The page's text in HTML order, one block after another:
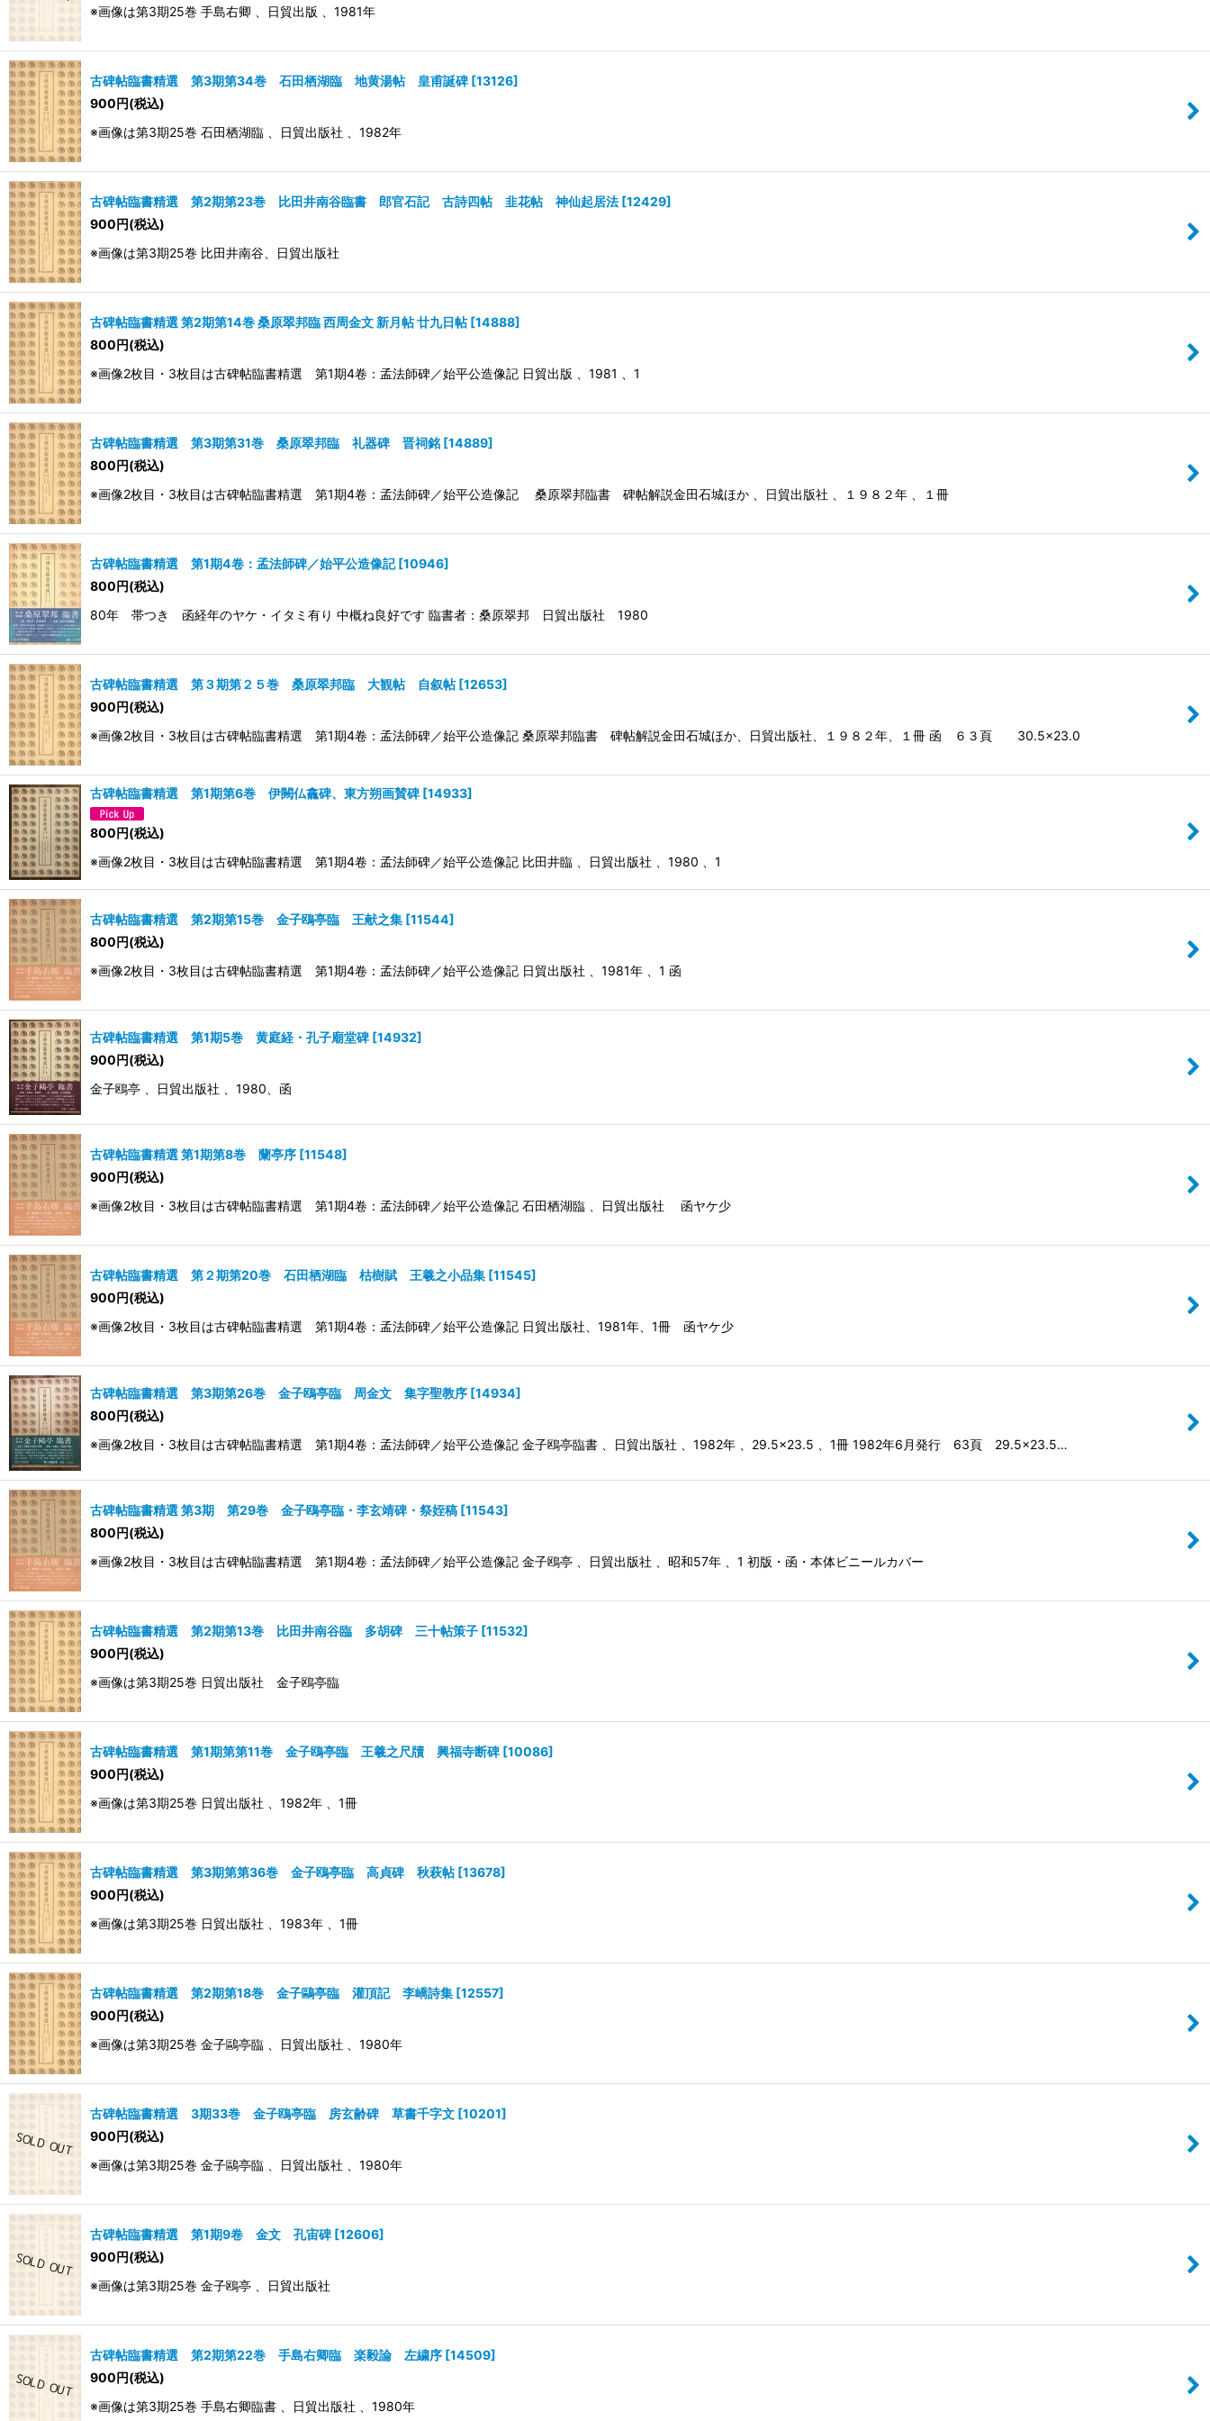
※画像は第3期25巻 手島右卿 、日貿出版 、1981年
古碑帖臨書精選 第3期第34巻 石田栖湖臨 地黄湯帖 皇甫誕碑 [13126]
900円(税込)
※画像は第3期25巻 石田栖湖臨 、日貿出版社 、1982年
古碑帖臨書精選 第2期第23巻 比田井南谷臨書 郎官石記 古詩四帖 韭花帖 神仙起居法 [12429]
900円(税込)
※画像は第3期25巻 比田井南谷、日貿出版社
古碑帖臨書精選 第2期第14巻 桑原翠邦臨 西周金文 新月帖 廿九日帖 [14888]
800円(税込)
※画像2枚目・3枚目は古碑帖臨書精選 第1期4卷：孟法師碑／始平公造像記 日貿出版 、1981 、1
古碑帖臨書精選 第3期第31巻 桑原翠邦臨 礼器碑 晋祠銘 [14889]
800円(税込)
※画像2枚目・3枚目は古碑帖臨書精選 第1期4卷：孟法師碑／始平公造像記 桑原翠邦臨書 碑帖解説金田石城ほか 、日貿出版社 、１９８２年 、１冊
古碑帖臨書精選 第1期4卷：孟法師碑／始平公造像記 [10946]
800円(税込)
80年 帯つき 函経年のヤケ・イタミ有り 中概ね良好です 臨書者：桑原翠邦 日貿出版社 1980
古碑帖臨書精選 第３期第２５巻 桑原翠邦臨 大観帖 自叙帖 [12653]
900円(税込)
※画像2枚目・3枚目は古碑帖臨書精選 第1期4卷：孟法師碑／始平公造像記 桑原翠邦臨書 碑帖解説金田石城ほか、日貿出版社、１９８２年、１冊 函 ６３頁 30.5×23.0
古碑帖臨書精選 第1期第6巻 伊闕仏龕碑、東方朔画賛碑 [14933]
800円(税込)
※画像2枚目・3枚目は古碑帖臨書精選 第1期4卷：孟法師碑／始平公造像記 比田井臨 、日貿出版社 、1980 、1
古碑帖臨書精選 第2期第15巻 金子鴎亭臨 王献之集 [11544]
800円(税込)
※画像2枚目・3枚目は古碑帖臨書精選 第1期4卷：孟法師碑／始平公造像記 日貿出版社 、1981年 、1 函
古碑帖臨書精選 第1期5巻 黄庭経・孔子廟堂碑 [14932]
900円(税込)
金子鴎亭 、日貿出版社 、1980、函
古碑帖臨書精選 第1期第8巻 蘭亭序 [11548]
900円(税込)
※画像2枚目・3枚目は古碑帖臨書精選 第1期4卷：孟法師碑／始平公造像記 石田栖湖臨 、日貿出版社 函ヤケ少
古碑帖臨書精選 第２期第20巻 石田栖湖臨 枯樹賦 王羲之小品集 [11545]
900円(税込)
※画像2枚目・3枚目は古碑帖臨書精選 第1期4卷：孟法師碑／始平公造像記 日貿出版社、1981年、1冊 函ヤケ少
古碑帖臨書精選 第3期第26巻 金子鴎亭臨 周金文 集字聖教序 [14934]
800円(税込)
※画像2枚目・3枚目は古碑帖臨書精選 第1期4卷：孟法師碑／始平公造像記 金子鴎亭臨書 、日貿出版社 、1982年 、29.5×23.5 、1冊 1982年6月発行 63頁 29.5×23.5…
古碑帖臨書精選 第3期 第29巻 金子鴎亭臨・李玄靖碑・祭姪稿 [11543]
800円(税込)
※画像2枚目・3枚目は古碑帖臨書精選 第1期4卷：孟法師碑／始平公造像記 金子鴎亭 、日貿出版社 、昭和57年 、1 初版・函・本体ビニールカバー
古碑帖臨書精選 第2期第13巻 比田井南谷臨 多胡碑 三十帖策子 [11532]
900円(税込)
※画像は第3期25巻 日貿出版社 金子鴎亭臨
古碑帖臨書精選 第1期第第11巻 金子鴎亭臨 王羲之尺牘 興福寺断碑 [10086]
900円(税込)
※画像は第3期25巻 日貿出版社 、1982年 、1冊
古碑帖臨書精選 第3期第第36巻 金子鴎亭臨 高貞碑 秋萩帖 [13678]
900円(税込)
※画像は第3期25巻 日貿出版社 、1983年 、1冊
古碑帖臨書精選 第2期第18巻 金子鷗亭臨 灌頂記 李嶠詩集 [12557]
900円(税込)
※画像は第3期25巻 金子鷗亭臨 、日貿出版社 、1980年
古碑帖臨書精選 3期33巻 金子鴎亭臨 房玄齢碑 草書千字文 [10201]
900円(税込)
※画像は第3期25巻 金子鷗亭臨 、日貿出版社 、1980年
古碑帖臨書精選 第1期9卷 金文 孔宙碑 [12606]
900円(税込)
※画像は第3期25巻 金子鴎亭 、日貿出版社
古碑帖臨書精選 第2期第22巻 手島右卿臨 楽毅論 左繍序 [14509]
900円(税込)
※画像は第3期25巻 手島右卿臨書 、日貿出版社 、1980年